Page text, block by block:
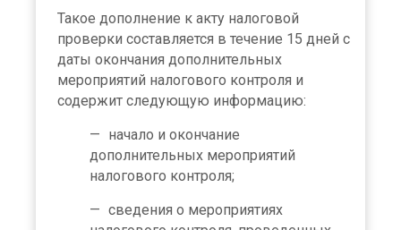
Такое дополнение к акту налоговой
проверки составляется в течение 15 дней с
даты окончания дополнительных
мероприятий налогового контроля и
содержит следующую информацию:
начало и окончание
дополнительных мероприятий
налогового контроля;
сведения о мероприятиях